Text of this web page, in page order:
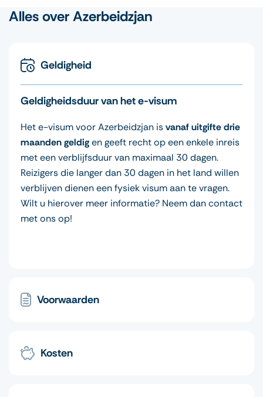
Alles over Azerbeidzjan
Geldigheid
Geldigheidsduur van het e-visum
Het e-visum voor Azerbeidzjan isvanaf uitgifte drie
maanden geldigen geeft recht op een enkele inreis
met een verblijfsduur van maximaal 30 dagen.
Reizigers die langer dan 30 dagen in het land willen
verblijven dienen een fysiek visum aan te vragen.
Wilt u hierover meer informatie? Neem dan contact
met ons op!
Voorwaarden
Kosten